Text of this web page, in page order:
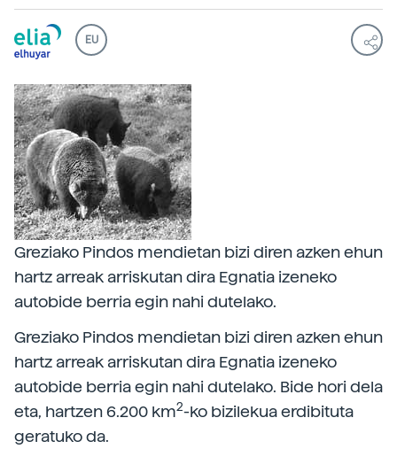
EU
Greziako Pindos mendietan bizi diren azken ehun
hartz arreak arriskutan dira Egnatia izeneko
autobide berria egin nahi dutelako.
Greziako Pindos mendietan bizi diren azken ehun
hartz arreak arriskutan dira Egnatia izeneko
autobide berria egin nahi dutelako. Bide hori dela
eta, hartzen 6.200 km2-ko bizilekua erdibituta
geratuko da.